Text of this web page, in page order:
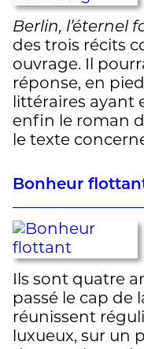
Berlin, l’éternel
des trois récits
ouvrage. Il
réponse, en
littéraires ayant
enfin le roman
le texte
Bonheur
Ils sont quatre
passé le cap de
réunissent
luxueux, sur un